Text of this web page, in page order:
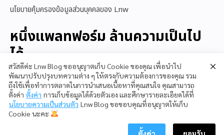
นโยบายคุ้มครองข้อมูลส่วนบุคคลของ Lnw
หนึ่งแพลทฟอร์ม ล้านความเป็นไป
ได้
สนใจใช้ LnwShop
สวัสดีค่ะ Lnw Blog ขออนุญาตเก็บ Cookie ของคุณ เพื่อนำไป
พัฒนาปรับปรุงบทความต่าง ๆ ให้ตรงกับความต้องการของคุณ รวม
ถึงใช้เพื่อทำการตลาดในการนำเสนอเนื้อหาที่คุณสนใจ คุณสามารถ
ตั้งค่า ตั้งค่า การเก็บข้อมูลได้ด้วยตัวเอง และศึกษารายละเอียดได้ที่
นโยบายความเป็นส่วนตัว Lnw Blog ขอขอบคุณที่อนุญาตให้เก็บ
Cookie นะคะ
ตั้งค่า ยอมรับ